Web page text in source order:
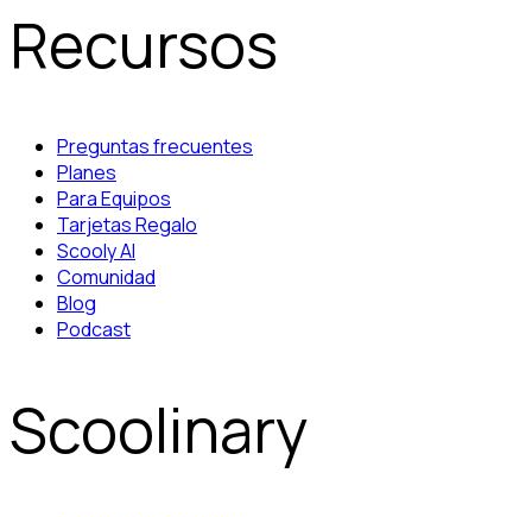
Recursos
Preguntas frecuentes
Planes
Para Equipos
Tarjetas Regalo
Scooly AI
Comunidad
Blog
Podcast
Scoolinary